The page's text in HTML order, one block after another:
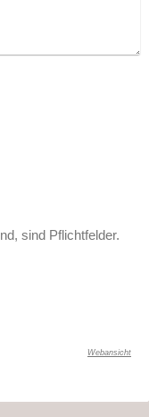
sind Pflichtfelder.
Webansicht